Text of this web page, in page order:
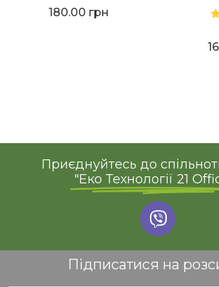
180.00 грн
Приєднуйтесь до
"Еко Технології 21
Підписатися на